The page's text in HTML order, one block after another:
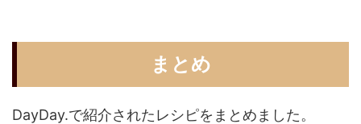
まとめ
DayDay.で紹介されたレシピをまとめました。